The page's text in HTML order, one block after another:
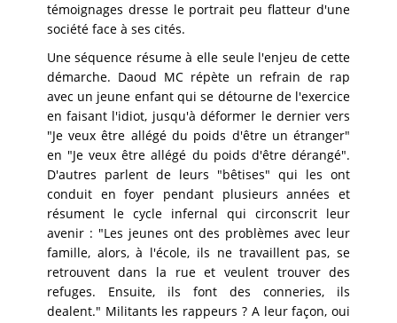
témoignages dresse le portrait peu flatteur d'une
société face à ses cités.
Une séquence résume à elle seule l'enjeu de cette
démarche. Daoud MC répète un refrain de rap
avec un jeune enfant qui se détourne de l'exercice
en faisant l'idiot, jusqu'à déformer le dernier vers
"Je veux être allégé du poids d'être un étranger"
en "Je veux être allégé du poids d'être dérangé".
D'autres parlent de leurs "bêtises" qui les ont
conduit en foyer pendant plusieurs années et
résument le cycle infernal qui circonscrit leur
avenir : "Les jeunes ont des problèmes avec leur
famille, alors, à l'école, ils ne travaillent pas, se
retrouvent dans la rue et veulent trouver des
refuges. Ensuite, ils font des conneries, ils
dealent." Militants les rappeurs ? A leur façon, oui